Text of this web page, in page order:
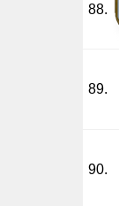
88.
89.
90.